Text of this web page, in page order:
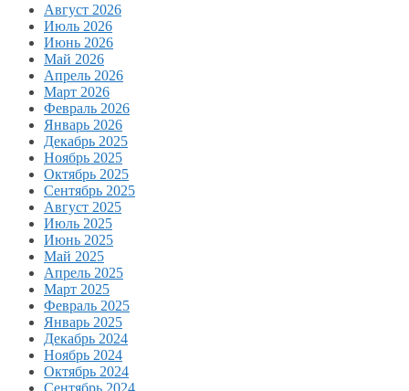
Август 2026
Июль 2026
Июнь 2026
Май 2026
Апрель 2026
Март 2026
Февраль 2026
Январь 2026
Декабрь 2025
Ноябрь 2025
Октябрь 2025
Сентябрь 2025
Август 2025
Июль 2025
Июнь 2025
Май 2025
Апрель 2025
Март 2025
Февраль 2025
Январь 2025
Декабрь 2024
Ноябрь 2024
Октябрь 2024
Сентябрь 2024